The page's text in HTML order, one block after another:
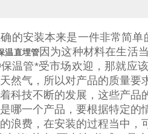
的安装本来是一件非常简
温直埋管因为这种材料在生活
温管*受市场欢迎，那就应
然气，所以对产品的质量
科技不断的发展，这些产
哪一个产品，要根据特定
浪费，在安装的过程当中，